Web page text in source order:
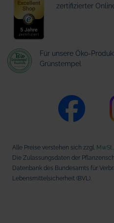
zertifizierter
Für unsere Öko-
Grünstempel
Alle Preise verstehen sich zzgl.
Die Zulassungsdaten der
Datenbank des Bundesamts für
Lebensmittelsicherheit (BVL).